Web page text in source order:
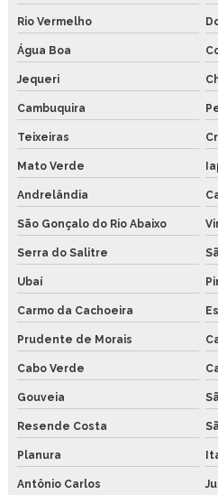
Rio Vermelho
Água Boa
Jequeri
Cambuquira
Teixeiras
Mato Verde
Andrelândia
São Gonçalo do Rio Abaixo
Serra do Salitre
Ubaí
Carmo da Cachoeira
Prudente de Morais
Cabo Verde
Gouveia
Resende Costa
Planura
Antônio Carlos